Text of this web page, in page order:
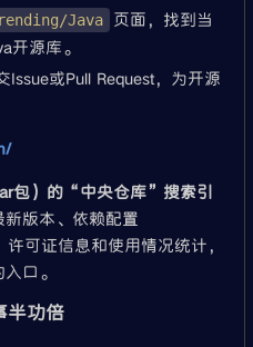
Java
页面，找到当
开源库。
Issue或Pull Request，为开源
包）的“中央仓库”搜索引
新版本、依赖配置
许可证信息和使用情况统计，
口。
半功倍